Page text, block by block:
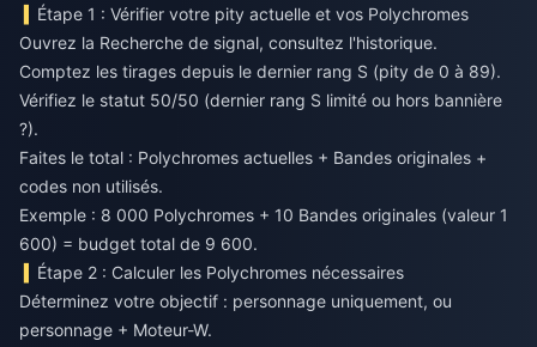
Étape 1 : Vérifier votre pity actuelle et vos Polychromes
Ouvrez la Recherche de signal, consultez l'historique.
Comptez les tirages depuis le dernier rang S (pity de 0 à 89).
Vérifiez le statut 50/50 (dernier rang S limité ou hors bannière
?).
Faites le total : Polychromes actuelles + Bandes originales +
codes non utilisés.
Exemple : 8 000 Polychromes + 10 Bandes originales (valeur 1
600) = budget total de 9 600.
Étape 2 : Calculer les Polychromes nécessaires
Déterminez votre objectif : personnage uniquement, ou
personnage + Moteur-W.